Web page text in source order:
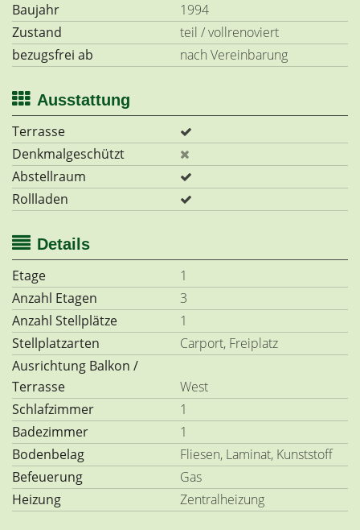
Baujahr
1994
Zustand
teil / vollrenoviert
bezugsfrei ab
nach Vereinbarung
Ausstattung
Terrasse
Denkmalgeschützt
Abstellraum
Rollladen
Details
Etage
1
Anzahl Etagen
3
Anzahl Stellplätze
1
Stellplatzarten
Carport, Freiplatz
Ausrichtung Balkon /
Terrasse
West
Schlafzimmer
1
Badezimmer
1
Bodenbelag
Fliesen, Laminat, Kunststoff
Befeuerung
Gas
Heizung
Zentralheizung